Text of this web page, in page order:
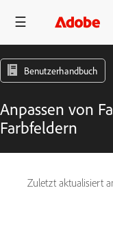
Benutzerhandbuch
Anpassen von
Farbfeldern
Zuletzt aktualisiert